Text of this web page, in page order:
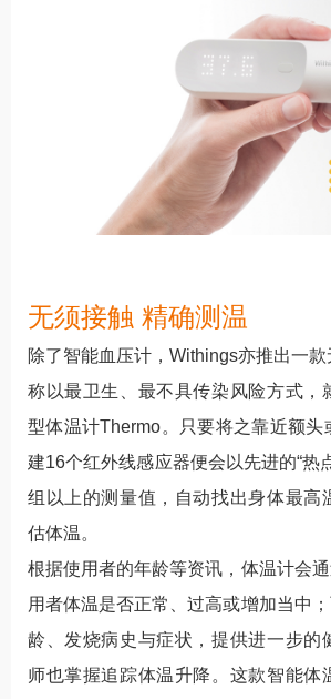
无须接触 精确测温
除了智能血压计，Withings亦推出一
称以最卫生、最不具传染风险方式，
型体温计Thermo。只要将之靠近额头
建16个红外线感应器便会以先进的“热
组以上的测量值，自动找出身体最高
估体温。
根据使用者的年龄等资讯，体温计会
用者体温是否正常、过高或增加当中
龄、发烧病史与症状，提供进一步的
师也掌握追踪体温升降。这款智能体